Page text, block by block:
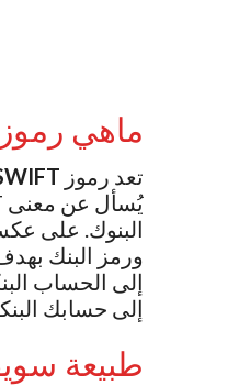
ماهي رموز SWIFT ورموز BIC
تعد رموز
ورمز البنك
إلى حسابك
طبيعة